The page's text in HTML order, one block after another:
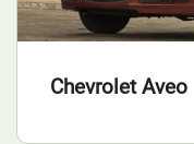
Chevrolet Aveo